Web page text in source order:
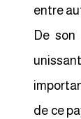
entre
De son
de ce